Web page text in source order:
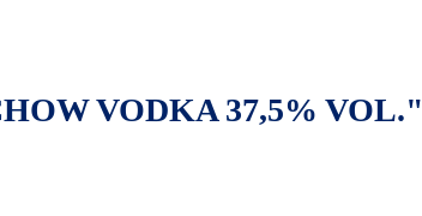
VODKA 37,5% VOL."